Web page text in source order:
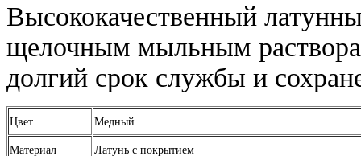
Высококачественный
щелочным мыльным
долгий срок службы и
Цвет Медный
Материал Латунь с покрытием